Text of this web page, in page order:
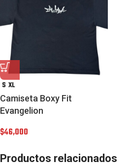
S XL
Camiseta Boxy Fit
Evangelion
$46,000
Productos relacionados